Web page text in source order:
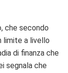
che secondo
limite a livello
di finanza che
segnala che